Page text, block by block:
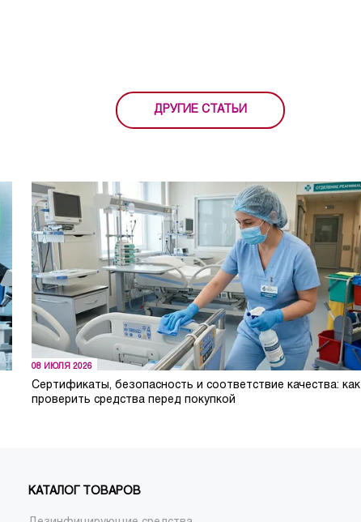
ДРУГИЕ СТАТЬИ
08 ИЮЛЯ 2026
Сертификаты, безопасность и соответствие качества: как
проверить средства перед покупкой
КАТАЛОГ ТОВАРОВ